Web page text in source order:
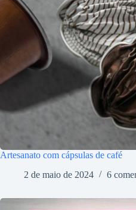
Artesanato com cápsulas de café
2 de maio de 2024
6